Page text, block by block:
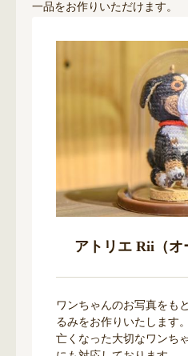
一品をお作りいただけます。
アトリエ Rii（オ
ワンちゃんのお写真をも
るみをお作りいたします。
亡くなった大切なワンち